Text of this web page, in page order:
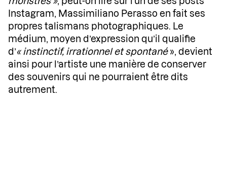
Instagram, Massimiliano Perasso en fait ses
propres talismans photographiques. Le
médium, moyen d’expression qu’il qualifie
d’« instinctif, irrationnel et spontané », devient
ainsi pour l’artiste une manière de conserver
des souvenirs qui ne pourraient être dits
autrement.